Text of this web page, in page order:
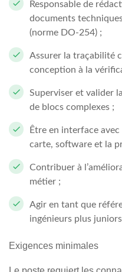
Responsable de
documents
(norme DO-254) ;
Assurer la traçabilité
conception à la
Superviser et valider
de blocs complexes ;
Être en interface
carte, software et la
Contribuer à
métier ;
Agir en tant que
ingénieurs plus
Exigences minimales